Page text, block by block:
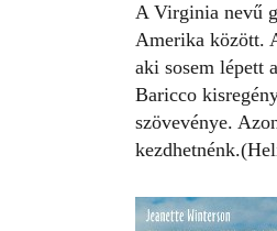
A Virginia nevű
Amerika között.
aki sosem lépett
Baricco
szövevénye.